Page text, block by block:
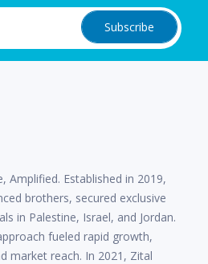
Subscribe
Amplified. Established in 2019,
brothers, secured exclusive
in Palestine, Israel, and Jordan.
fueled rapid growth,
market reach. In 2021, Zital